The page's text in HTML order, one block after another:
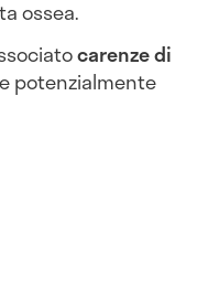
ossea.
carenze di
potenzialmente